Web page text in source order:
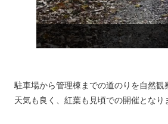
駐車場から管理棟までの道のりを自然
天気も良く、紅葉も見頃での開催となり